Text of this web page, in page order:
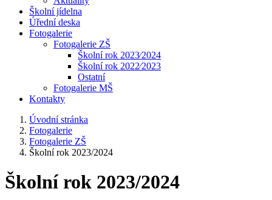
Školní jídelna
Úřední deska
Fotogalerie
Fotogalerie ZŠ
Školní rok 2023⁄2024
Školní rok 2022⁄2023
Ostatní
Fotogalerie MŠ
Kontakty
Úvodní stránka
Fotogalerie
Fotogalerie ZŠ
Školní rok 2023/2024
Školní rok 2023/2024